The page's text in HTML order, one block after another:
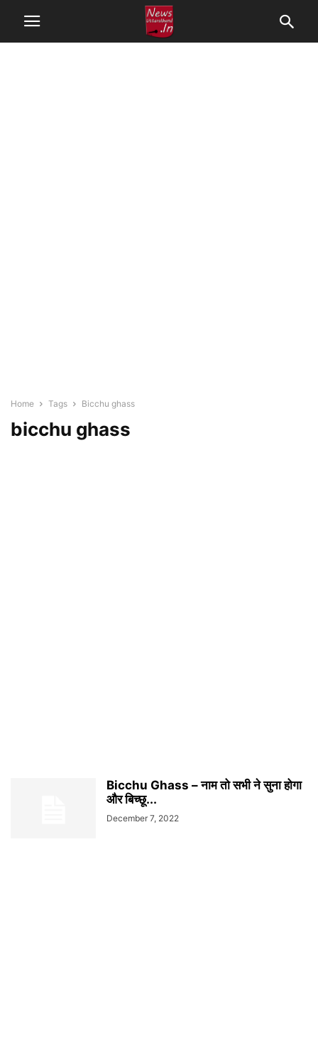
Home Tags Bicchu ghass
bicchu ghass
Bicchu Ghass – नाम तो सभी ने सुना होगा
और बिच्छू...
December 7, 2022